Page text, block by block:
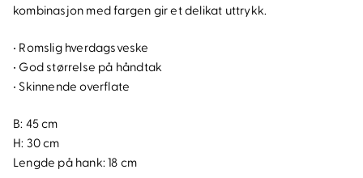
kombinasjon med fargen gir et delikat uttrykk.
• Romslig hverdagsveske
• God størrelse på håndtak
• Skinnende overflate
B: 45 cm
H: 30 cm
Lengde på hank: 18 cm